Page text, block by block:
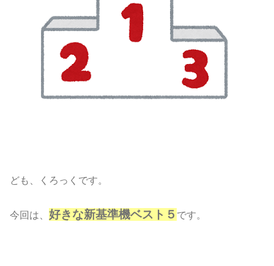
ども、くろっくです。
今回は、好きな新基準機ベスト５ です。